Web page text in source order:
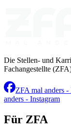
Die Stellen- und
Fachangestellte
ZFA mal anders -
anders - Instagram
Für ZFA